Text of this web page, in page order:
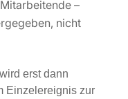
–
nicht
erst dann
Einzelereignis zur